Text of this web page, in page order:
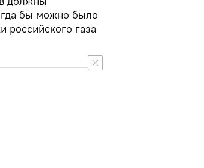
бы можно было
российского газа